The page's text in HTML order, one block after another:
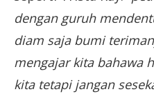
dengan guruh
diam saja bumi
mengajar kita bahawa
kita tetapi jangan